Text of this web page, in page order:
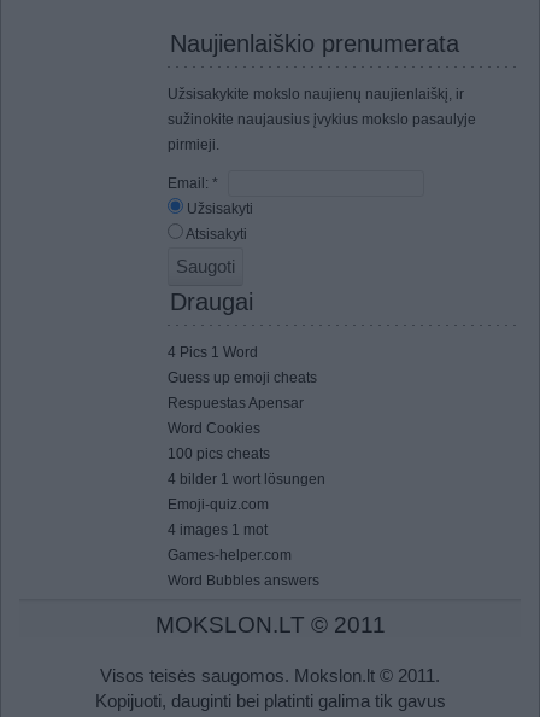
Naujienlaiškio prenumerata
Užsisakykite mokslo naujienų naujienlaiškį, ir
sužinokite naujausius įvykius mokslo pasaulyje
pirmieji.
Email: *
Užsisakyti
Atsisakyti
Draugai
4 Pics 1 Word
Guess up emoji cheats
Respuestas Apensar
Word Cookies
100 pics cheats
4 bilder 1 wort lösungen
Emoji-quiz.com
4 images 1 mot
Games-helper.com
Word Bubbles answers
MOKSLON.LT © 2011
Visos teisės saugomos. Mokslon.lt © 2011.
Kopijuoti, dauginti bei platinti galima tik gavus